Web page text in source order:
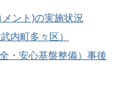
ント)の実施状況
内町多々区）
・安心基盤整備）事後